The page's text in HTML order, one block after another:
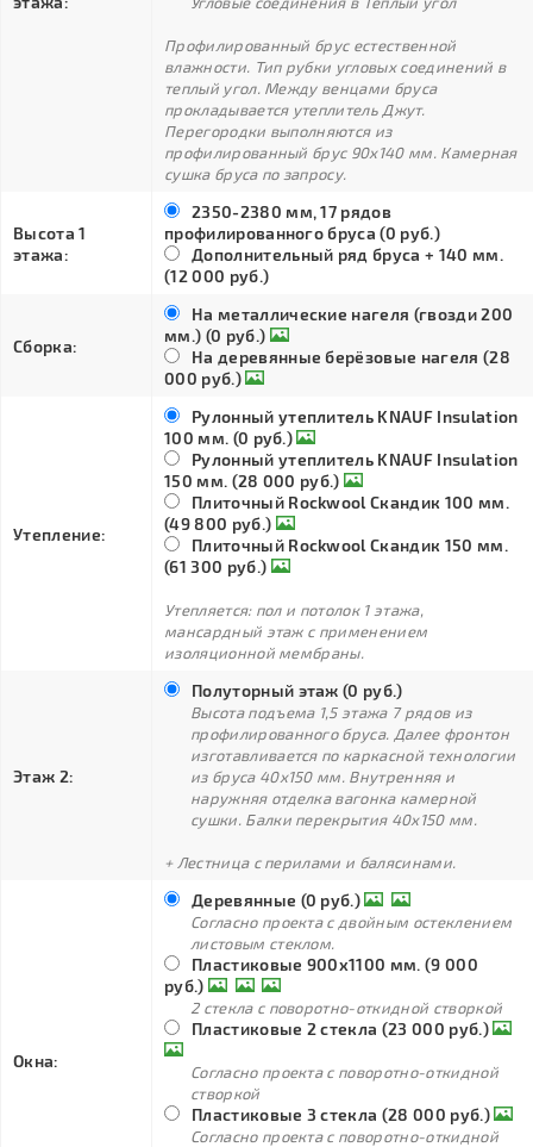
Профилированный брус естественной
влажности. Тип рубки угловых соединений в
теплый угол. Между венцами бруса
прокладывается утеплитель Джут.
Перегородки выполняются из
профилированный брус 90х140 мм. Камерная
сушка бруса по запросу.
Высота 1
этажа:
2350-2380 мм, 17 рядов
профилированного бруса (0 руб.)
Дополнительный ряд бруса + 140 мм.
(12 000 руб.)
Сборка:
На металлические нагеля (гвозди 200
мм.) (0 руб.)
На деревянные берёзовые нагеля (28
000 руб.)
Утепление:
Рулонный утеплитель KNAUF Insulation
100 мм. (0 руб.)
Рулонный утеплитель KNAUF Insulation
150 мм. (28 000 руб.)
Плиточный Rockwool Скандик 100 мм.
(49 800 руб.)
Плиточный Rockwool Скандик 150 мм.
(61 300 руб.)
Утепляется: пол и потолок 1 этажа,
мансардный этаж с применением
изоляционной мембраны.
Этаж 2:
Полуторный этаж (0 руб.)
Высота подъема 1,5 этажа 7 рядов из
профилированного бруса. Далее фронтон
изготавливается по каркасной технологии
из бруса 40х150 мм. Внутренняя и
наружняя отделка вагонка камерной
сушки. Балки перекрытия 40х150 мм.
+ Лестница с перилами и балясинами.
Окна:
Деревянные (0 руб.)
Согласно проекта с двойным остеклением
листовым стеклом.
Пластиковые 900х1100 мм. (9 000
руб.)
2 стекла с поворотно-откидной створкой
Пластиковые 2 стекла (23 000 руб.)
Согласно проекта с поворотно-откидной
створкой
Пластиковые 3 стекла (28 000 руб.)
Согласно проекта с поворотно-откидной